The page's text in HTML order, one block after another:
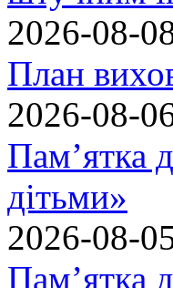
2026-08-
План
2026-08-
Пам’ятка
дітьми»
2026-08-
Пам’ятка